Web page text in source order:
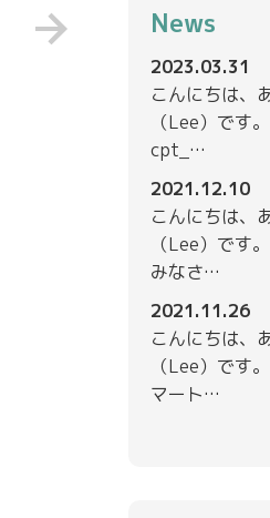
arrow_forward News
2023.03.31
こんにちは、
（Lee）です
cpt_…
2021.12.10
こんにちは、
（Lee）です
みなさ…
2021.11.26
こんにちは、
（Lee）です
マート…